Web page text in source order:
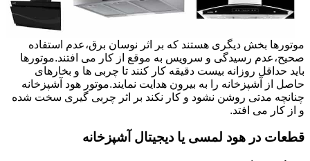
موتورها بخش دیگری هستند که بر اثر نوسان برق،عدم استفاده
صحیح،عدم رسیدگی و سرویس به موقع از کار می افتند.موتورها
باید حداقل روزانه بیست دقیقه کار کنند تا چربی ها و بخارهای
حاصل از آشپزخانه را به بیرون هدایت نمایند.موتور هود آشپزخانه
چنانچه مدتی روشن نشود و کار نکند بر اثر چربی گیری سخت شده
و از کار می افتد.
قطعات در هود لمسی یا دیجیتال آشپزخانه